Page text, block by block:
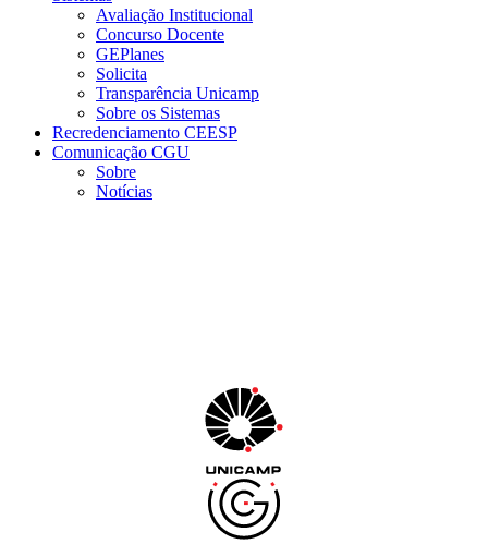
Avaliação Institucional
Concurso Docente
GEPlanes
Solicita
Transparência Unicamp
Sobre os Sistemas
Recredenciamento CEESP
Comunicação CGU
Sobre
Notícias